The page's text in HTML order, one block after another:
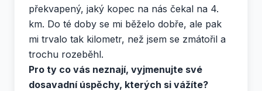
překvapený, jaký kopec na nás čekal na 4.
km. Do té doby se mi běželo dobře, ale pak
mi trvalo tak kilometr, než jsem se zmátořil a
trochu rozeběhl.
Pro ty co vás neznají, vyjmenujte své
dosavadní úspěchy, kterých si vážíte?